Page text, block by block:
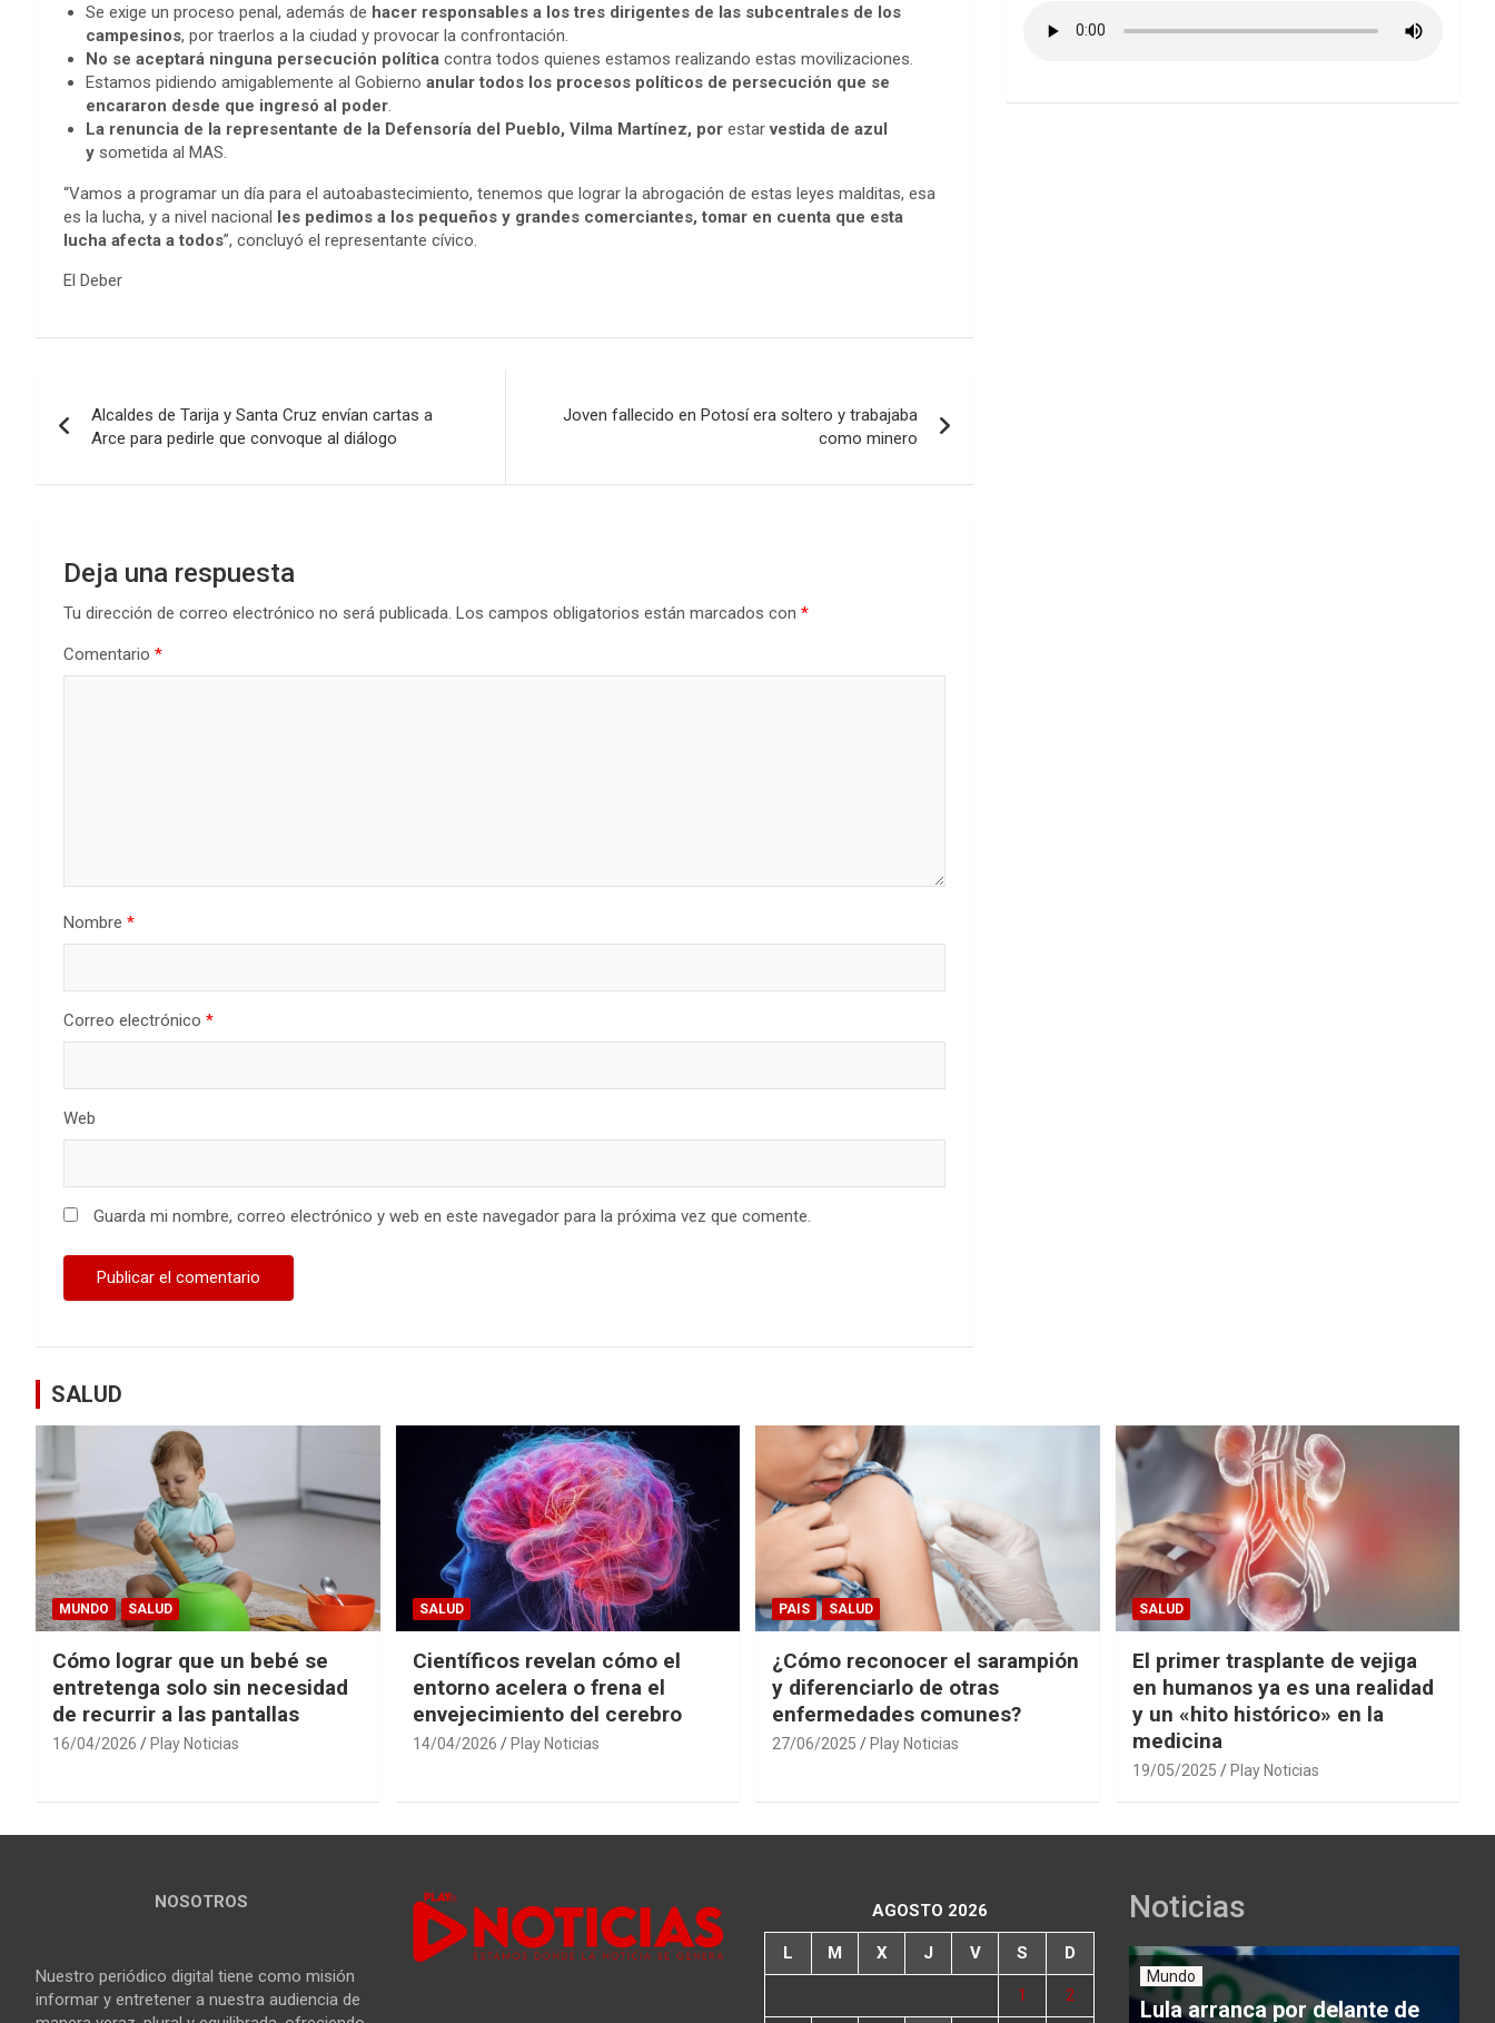
Se exige un proceso penal, además de hacer responsables a los tres dirigentes de las subcentrales de los
campesinos, por traerlos a la ciudad y provocar la confrontación.
No se aceptará ninguna persecución política contra todos quienes estamos realizando estas movilizaciones.
Estamos pidiendo amigablemente al Gobierno anular todos los procesos políticos de persecución que se
encararon desde que ingresó al poder
La renuncia de la representante de la Defensoría del Pueblo, Vilma Martínez, por estarvestida de azul
y sometida al MAS.
“Vamos a programar un día para el autoabastecimiento, tenemos que lograr la abrogación de estas leyes malditas, esa
es la lucha, y a nivel nacional les pedimos a los pequeños y grandes comerciantes, tomar en cuenta que esta
lucha afecta a todos”, concluyó el representante cívico.
El Deber
de
entradas
Alcaldes de Tarija y Santa Cruz envían cartas a
Arce para pedirle que convoque al diálogo
Joven fallecido en Potosí era soltero y trabajaba
como minero
Deja una respuesta
Tu dirección de correo electrónico no será publicada. Los campos obligatorios están marcados con *
Comentario *
Nombre *
Correo electrónico *
Web
Guarda mi nombre, correo electrónico y web en este navegador para la próxima vez que comente.
SALUD
MUNDO SALUD
Cómo lograr que un bebé se
entretenga solo sin necesidad
de recurrir a las pantallas
16/04/2026 Play Noticias
SALUD
Científicos revelan cómo el
entorno acelera o frena el
envejecimiento del cerebro
14/04/2026 Play Noticias
PAIS SALUD
¿Cómo reconocer el sarampión
y diferenciarlo de otras
enfermedades comunes?
27/06/2025 Play Noticias
SALUD
El primer trasplante de vejiga
en humanos ya es una realidad
y un «hito histórico» en la
medicina
19/05/2025 Play Noticias
NOSOTROS
Nuestro periódico digital tiene como misión
informar y entretener a nuestra audiencia de
AGOSTO 2026
L M X J V S D
1 2
Noticias
Mundo
Lula arranca por delante de